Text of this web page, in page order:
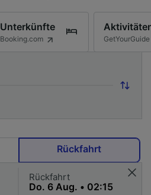
Unterkünfte
Booking.com GetYourGuide
Rückfahrt
Rückfahrt